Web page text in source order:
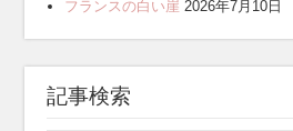
フランスの白い崖 2026年7月10日
記事検索